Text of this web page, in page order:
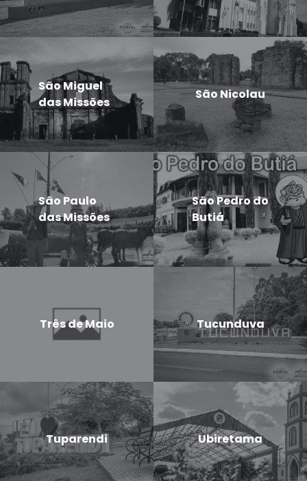
São Miguel
das Missões
São Nicolau
São Paulo
das Missões
São Pedro do
Butiá
Três de Maio Tucunduva
Tuparendi Ubiretama